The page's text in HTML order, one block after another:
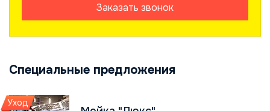
Заказать звонок
Специальные предложения
Уход